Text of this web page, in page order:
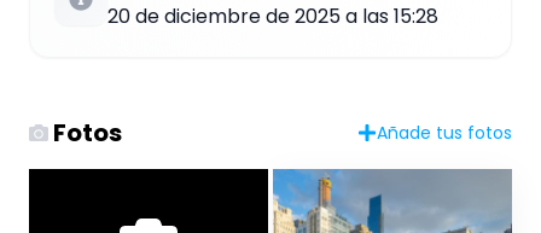
20 de diciembre de 2025 a las 15:28
Fotos Añade tus fotos